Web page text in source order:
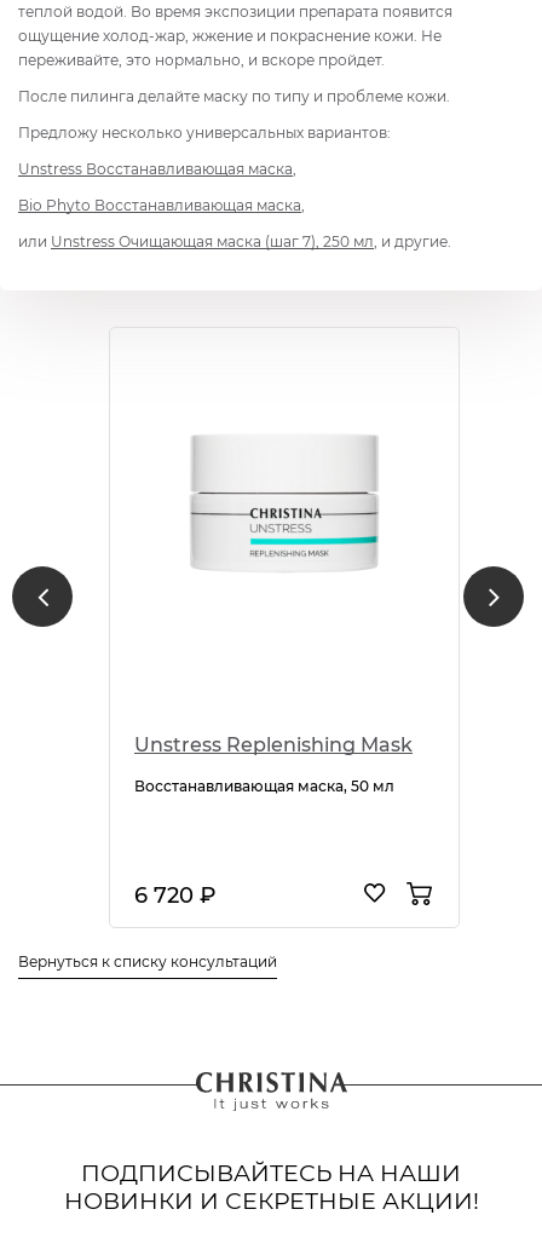
теплой водой. Во время экспозиции препарата появится
ощущение холод-жар, жжение и покраснение кожи. Не
переживайте, это нормально, и вскоре пройдет.
После пилинга делайте маску по типу и проблеме кожи.
Предложу несколько универсальных вариантов:
Unstress Восстанавливающая маска
Bio Phyto Восстанавливающая маска
или Unstress Очищающая маска (шаг 7), 250 мл , и другие.
Unstress Replenishing Mask
Восстанавливающая маска, 50 мл
6 720 ₽
Вернуться к списку консультаций
ПОДПИСЫВАЙТЕСЬ НА НАШИ
НОВИНКИ И СЕКРЕТНЫЕ АКЦИИ!